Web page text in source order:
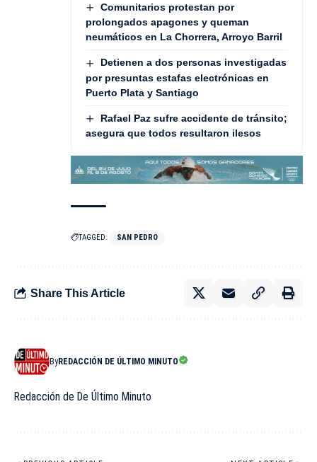
Comunitarios protestan por
prolongados apagones y queman
neumáticos en La Chorrera, Arroyo Barril
Detienen a dos personas investigadas
por presuntas estafas electrónicas en
Puerto Plata y Santiago
Rafael Paz sufre accidente de tránsito;
asegura que todos resultaron ilesos
TAGGED: SAN PEDRO
Share This Article
ByREDACCIÓN DE ÚLTIMO MINUTO
Redacción de De Último Minuto